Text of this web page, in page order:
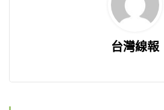
台灣線報